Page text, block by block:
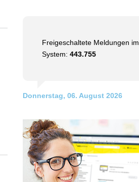
Freigeschaltete Meldungen im
System: 443.755
Donnerstag, 06. August 2026